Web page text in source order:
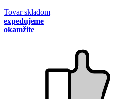
Tovar skladom
expedujeme
okamžite